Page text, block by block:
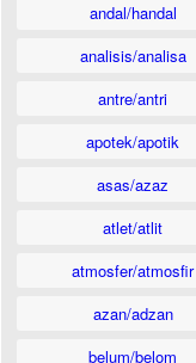
andal/handal
analisis/analisa
antre/antri
apotek/apotik
asas/azaz
atlet/atlit
atmosfer/atmosfir
azan/adzan
belum/belom